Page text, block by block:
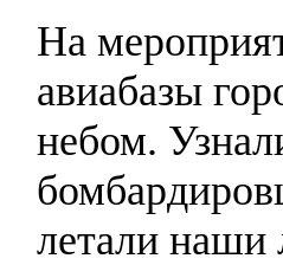
На
авиабазы
небом.
летали наши